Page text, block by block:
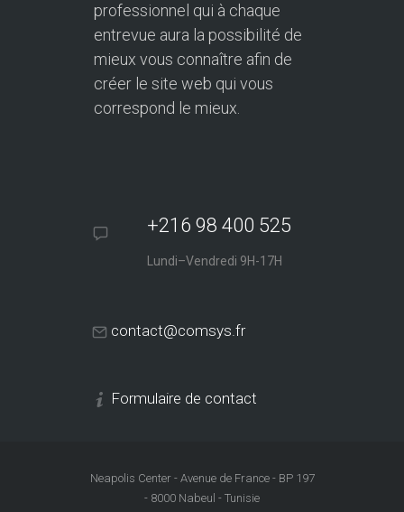
professionnel qui à chaque
entrevue aura la possibilité de
mieux vous connaître afin de
créer le site web qui vous
correspond le mieux.
+216 98 400 525
Lundi–Vendredi 9H-17H
contact@comsys.fr
Formulaire de contact
Neapolis Center - Avenue de France - BP 197
- 8000 Nabeul - Tunisie